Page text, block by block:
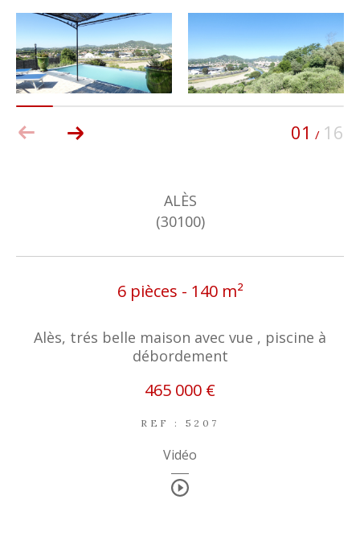
01 / 16
ALÈS
(30100)
6 pièces - 140 m²
Alès, trés belle maison avec vue , piscine à
débordement
465 000 €
REF : 5207
Vidéo